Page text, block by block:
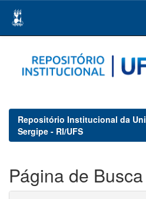
navigation
Repositório Institucional da
Sergipe - RI/UFS
Página de Busca